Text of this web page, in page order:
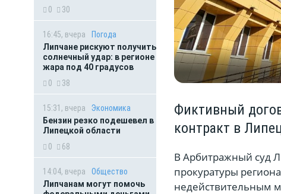
0
30
16:45, вчера
Погода
Липчане рискуют получить
солнечный удар: в регионе
жара под 40 градусов
0
38
15:31, вчера
Экономика
Бензин резко подешевел в
Липецкой области
0
68
14:04, вчера
Общество
Липчанам могут помочь
Фиктивный
контракт в
В Арбитражный суд
прокуратуры
недействительным